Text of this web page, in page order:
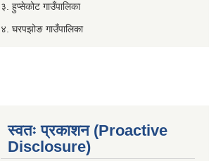
३. हुप्सेकोट गाउँपालिका
४. घरपझोङ गाउँपालिका
स्वतः प्रकाशन (Proactive
Disclosure)